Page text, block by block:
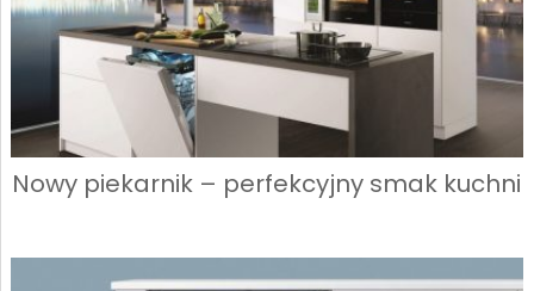
Nowy piekarnik – perfekcyjny smak kuchni